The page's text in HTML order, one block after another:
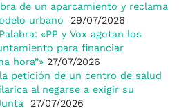
de un aparcamiento y reclama
urbano
29/07/2026
«PP y Vox agotan los
para financiar
hora”» 27/07/2026
petición de un centro de salud
al negarse a exigir su
27/07/2026